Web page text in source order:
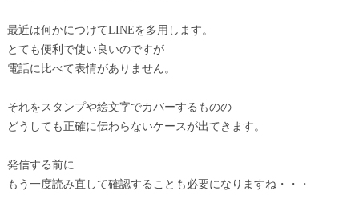
最近は何かにつけてLINEを多用します。
とても便利で使い良いのですが
電話に比べて表情がありません。
それをスタンプや絵文字でカバーするものの
どうしても正確に伝わらないケースが出てきます。
発信する前に
もう一度読み直して確認することも必要になりますね・・・